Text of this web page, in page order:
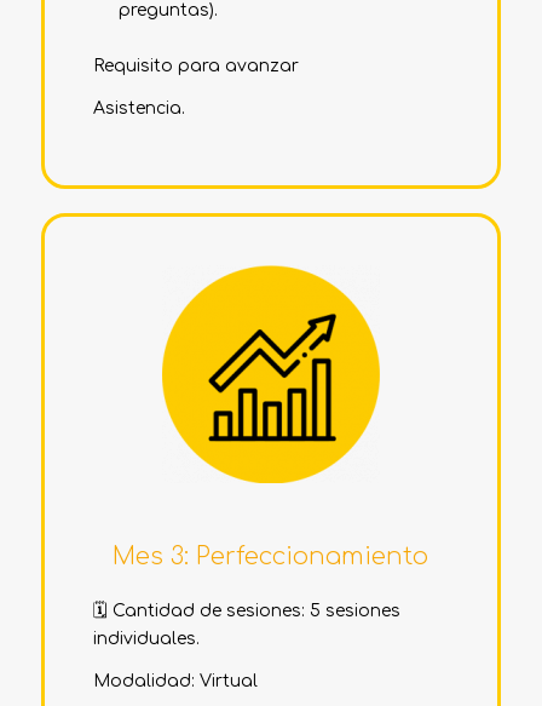
preguntas).
Requisito para avanzar
Asistencia.
Mes 3: Perfeccionamiento
🗓 Cantidad de sesiones: 5 sesiones
individuales.
Modalidad: Virtual